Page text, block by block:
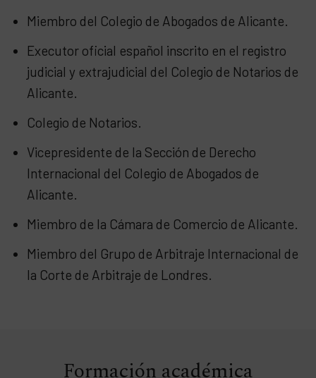
Miembro del Colegio de Abogados de Alicante.
Executor oficial español inscrito en el registro
judicial y extrajudicial del Colegio de Notarios de
Alicante.
Colegio de Notarios.
Vicepresidente de la Sección de Derecho
Internacional del Colegio de Abogados de
Alicante.
Miembro de la Cámara de Comercio de Alicante.
Miembro del Grupo de Arbitraje Internacional de
la Corte de Arbitraje de Londres.
Formación académica